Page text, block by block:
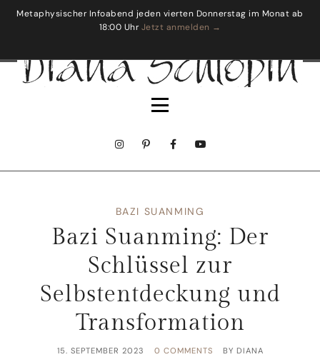
Metaphysischer Infoabend jeden vierten Donnerstag im Monat ab
18:00 UhrJetzt anmelden →
BAZI SUANMING
Bazi Suanming: Der
Schlüssel zur
Selbstentdeckung und
Transformation
15. SEPTEMBER 2023 0 COMMENTS BY DIANA